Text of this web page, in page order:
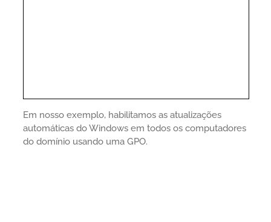
Em nosso exemplo, habilitamos as atualizações
automáticas do Windows em todos os computadores
do domínio usando uma GPO.